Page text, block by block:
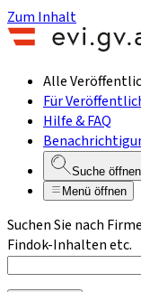
Zum Inhalt
Alle
Für
Hilfe & FAQ
Suche öffnen
Menü öffnen
Suchen Sie nach
Findok-Inhalten etc.